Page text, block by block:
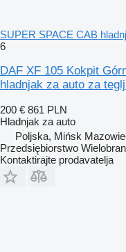
SUPER SPACE CAB
6
DAF XF 105 Kokpit
hladnjak za auto za
200 € 861 PLN
Hladnjak za auto
Poljska, Mińsk
Przedsiębiorstwo
Kontaktirajte prodavatelja